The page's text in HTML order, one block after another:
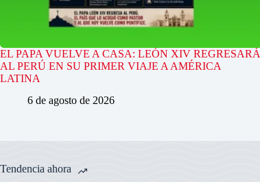
EL PAPA VUELVE A CASA: LEÓN XIV REGRESARÁ
AL PERÚ EN SU PRIMER VIAJE A AMÉRICA
LATINA
6 de agosto de 2026
Tendencia ahora